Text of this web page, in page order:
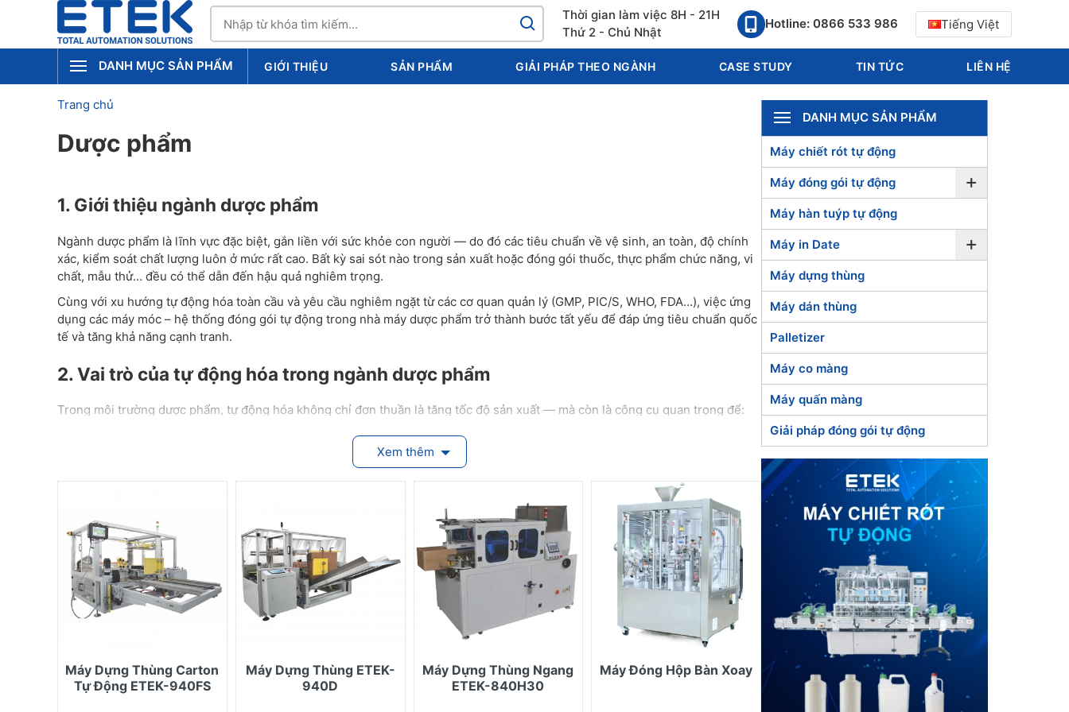
Thời gian làm việc 8H - 21H
Thứ 2 - Chủ Nhật
Hotline: 0866 533 986 Tiếng Việt
DANH MỤC SẢN PHẨM GIỚI THIỆU SẢN PHẨM GIẢI PHÁP THEO NGÀNH CASE STUDY TIN TỨC LIÊN HỆ
Trang chủ
Dược phẩm
1. Giới thiệu ngành dược phẩm
Ngành dược phẩm là lĩnh vực đặc biệt, gắn liền với sức khỏe con người — do đó các tiêu chuẩn về vệ sinh, an toàn, độ chính
xác, kiểm soát chất lượng luôn ở mức rất cao. Bất kỳ sai sót nào trong sản xuất hoặc đóng gói thuốc, thực phẩm chức năng, vi
chất, mẫu thử… đều có thể dẫn đến hậu quả nghiêm trọng.
Cùng với xu hướng tự động hóa toàn cầu và yêu cầu nghiêm ngặt từ các cơ quan quản lý (GMP, PIC/S, WHO, FDA…), việc ứng
dụng các máy móc – hệ thống đóng gói tự động trong nhà máy dược phẩm trở thành bước tất yếu để đáp ứng tiêu chuẩn quốc
tế và tăng khả năng cạnh tranh.
2. Vai trò của tự động hóa trong ngành dược phẩm
Trong môi trường dược phẩm, tự động hóa không chỉ đơn thuần là tăng tốc độ sản xuất — mà còn là công cụ quan trọng để:
Đảm bảo độ chính xác định lượng & liều lượng: thiết bị tự động giúp chiết rót, đóng gói chính xác từng liều lượng,
Giảm nguy cơ nhiễm khuẩn & ô nhiễm chéo: hệ thống kín, tiếp xúc tối thiểu bằng tay người giúp giảm rủi ro vi
Tuân thủ tiêu chuẩn GMP / cGMP / PIC/S: máy móc được thiết kế dễ làm sạch, vật liệu hợp vệ sinh, dễ bảo trì.
Theo dõi & truy xuất quy trình: hệ thống giám sát, ghi log, kiểm tra tự động giúp audit, kiểm tra chất lượng dễ
dàng.
Tối ưu chi phí & năng suất: giảm nhân công, giảm thời gian chết máy, nâng cao hiệu quả vận hành tổng thể.
3. Các thiết bị & giải pháp ETEK phục vụ ngành dược phẩm
Máy chiết rót & đóng nắp tự động (dành cho dung dịch, viên nang, sản phẩm lỏng trong dược)
Máy co màng tự động (APW, LA, APSS) để bảo vệ vỉ, hộp thuốc, bao bì dược phẩm
Xem thêm
Máy Dựng Thùng Carton
Tự Động ETEK-940FS
Máy Dựng Thùng ETEK-
940D
Máy Dựng Thùng Ngang
ETEK-840H30
Máy Đóng Hộp Bàn Xoay
DANH MỤC SẢN PHẨM
Máy chiết rót tự động
Máy đóng gói tự động +
Máy hàn tuýp tự động
Máy in Date +
Máy dựng thùng
Máy dán thùng
Palletizer
Máy co màng
Máy quấn màng
Giải pháp đóng gói tự động